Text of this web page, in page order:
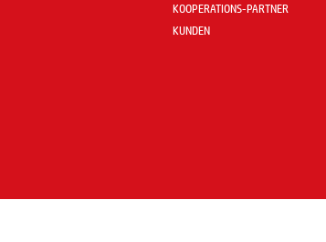
KOOPERATIONS-PARTNER
KUNDEN